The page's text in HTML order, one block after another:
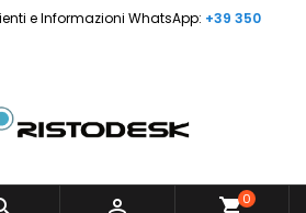
e Informazioni WhatsApp: +39 350
0